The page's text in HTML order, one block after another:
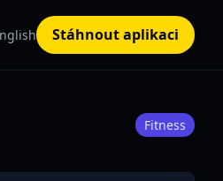
Stáhnout aplikaci
Fitness